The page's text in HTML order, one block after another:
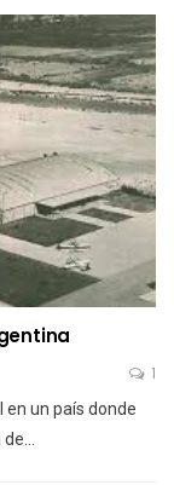
1
un país donde